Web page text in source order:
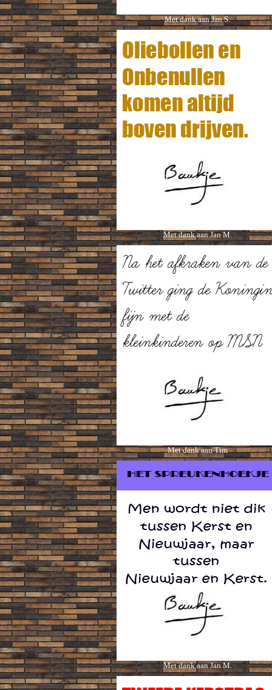
Met dank aan Jan S.
Met dank aan Jan M.
Met dank aan Tim
Met dank aan Jan M.